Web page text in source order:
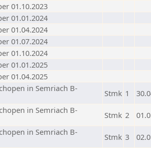
01.10.2023
01.01.2024
01.04.2024
01.07.2024
01.10.2024
01.01.2025
01.04.2025
in Semriach B-
Stmk 1
in Semriach B-
Stmk 2
in Semriach B-
Stmk 3